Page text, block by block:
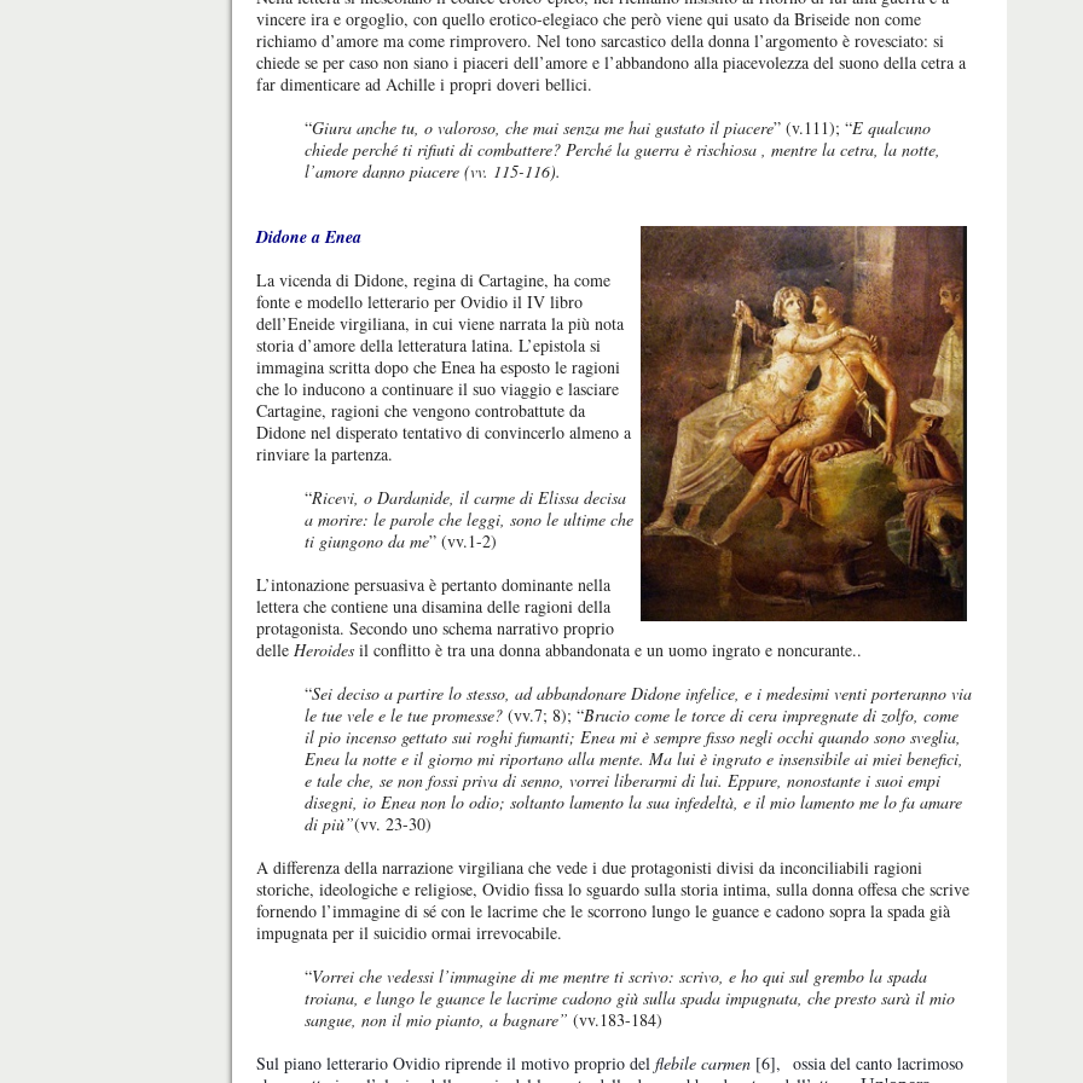
vincere ira e orgoglio, con quello erotico-elegiaco che però viene qui usato da Briseide non come
richiamo d’amore ma come rimprovero. Nel tono sarcastico della donna l’argomento è rovesciato: si
chiede se per caso non siano i piaceri dell’amore e l’abbandono alla piacevolezza del suono della cetra a
far dimenticare ad Achille i propri doveri bellici.
“Giura anche tu, o valoroso, che mai senza me hai gustato il piacere” (v.111); “E qualcuno
chiede perché ti rifiuti di combattere? Perché la guerra è rischiosa , mentre la cetra, la notte,
l’amore danno piacere (vv. 115-116).
Didone a Enea
La vicenda di Didone, regina di Cartagine, ha come
fonte e modello letterario per Ovidio il IV libro
dell’Eneide virgiliana, in cui viene narrata la più nota
storia d’amore della letteratura latina. L’epistola si
immagina scritta dopo che Enea ha esposto le ragioni
che lo inducono a continuare il suo viaggio e lasciare
Cartagine, ragioni che vengono controbattute da
Didone nel disperato tentativo di convincerlo almeno a
rinviare la partenza.
“Ricevi, o Dardanide, il carme di Elissa decisa
a morire: le parole che leggi, sono le ultime che
ti giungono da me” (vv.1-2)
L’intonazione persuasiva è pertanto dominante nella
lettera che contiene una disamina delle ragioni della
protagonista. Secondo uno schema narrativo proprio
delle Heroides il conflitto è tra una donna abbandonata e un uomo ingrato e noncurante..
“Sei deciso a partire lo stesso, ad abbandonare Didone infelice, e i medesimi venti porteranno via
le tue vele e le tue promesse? (vv.7; 8); “Brucio come le torce di cera impregnate di zolfo, come
il pio incenso gettato sui roghi fumanti; Enea mi è sempre fisso negli occhi quando sono sveglia,
Enea la notte e il giorno mi riportano alla mente. Ma lui è ingrato e insensibile ai miei benefici,
e tale che, se non fossi priva di senno, vorrei liberarmi di lui. Eppure, nonostante i suoi empi
disegni, io Enea non lo odio; soltanto lamento la sua infedeltà, e il mio lamento me lo fa amare
di più”(vv. 23-30)
A differenza della narrazione virgiliana che vede i due protagonisti divisi da inconciliabili ragioni
storiche, ideologiche e religiose, Ovidio fissa lo sguardo sulla storia intima, sulla donna offesa che scrive
fornendo l’immagine di sé con le lacrime che le scorrono lungo le guance e cadono sopra la spada già
impugnata per il suicidio ormai irrevocabile.
“Vorrei che vedessi l’immagine di me mentre ti scrivo: scrivo, e ho qui sul grembo la spada
troiana, e lungo le guance le lacrime cadono giù sulla spada impugnata, che presto sarà il mio
sangue, non il mio pianto, a bagnare” (vv.183-184)
Sul piano letterario Ovidio riprende il motivo proprio del flebile carmen [6], ossia del canto lacrimoso